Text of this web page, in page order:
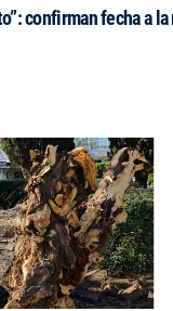
confirman fecha a